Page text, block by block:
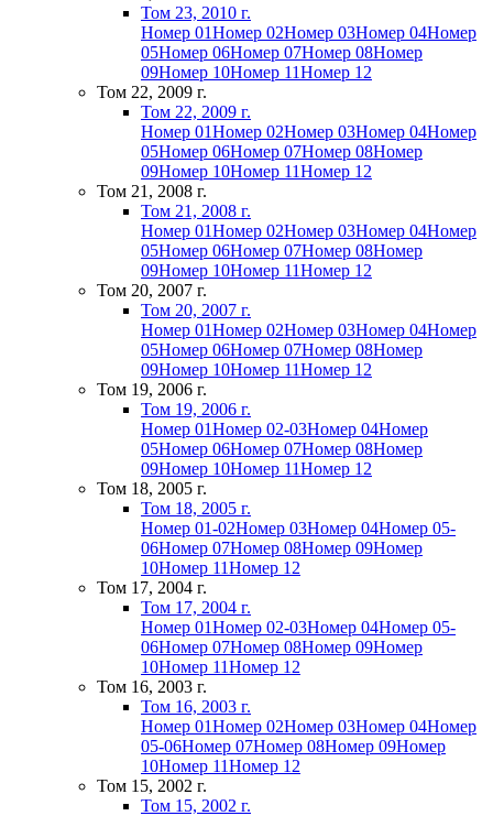
Том 23, 2010 г.
Номер 01Номер 02Номер 03Номер 04Номер
05Номер 06Номер 07Номер 08Номер
09Номер 10Номер 11Номер 12
Том 22, 2009 г.
Том 22, 2009 г.
Номер 01Номер 02Номер 03Номер 04Номер
05Номер 06Номер 07Номер 08Номер
09Номер 10Номер 11Номер 12
Том 21, 2008 г.
Том 21, 2008 г.
Номер 01Номер 02Номер 03Номер 04Номер
05Номер 06Номер 07Номер 08Номер
09Номер 10Номер 11Номер 12
Том 20, 2007 г.
Том 20, 2007 г.
Номер 01Номер 02Номер 03Номер 04Номер
05Номер 06Номер 07Номер 08Номер
09Номер 10Номер 11Номер 12
Том 19, 2006 г.
Том 19, 2006 г.
Номер 01Номер 02-03Номер 04Номер
05Номер 06Номер 07Номер 08Номер
09Номер 10Номер 11Номер 12
Том 18, 2005 г.
Том 18, 2005 г.
Номер 01-02Номер 03Номер 04Номер 05-
06Номер 07Номер 08Номер 09Номер
10Номер 11Номер 12
Том 17, 2004 г.
Том 17, 2004 г.
Номер 01Номер 02-03Номер 04Номер 05-
06Номер 07Номер 08Номер 09Номер
10Номер 11Номер 12
Том 16, 2003 г.
Том 16, 2003 г.
Номер 01Номер 02Номер 03Номер 04Номер
05-06Номер 07Номер 08Номер 09Номер
10Номер 11Номер 12
Том 15, 2002 г.
Том 15, 2002 г.